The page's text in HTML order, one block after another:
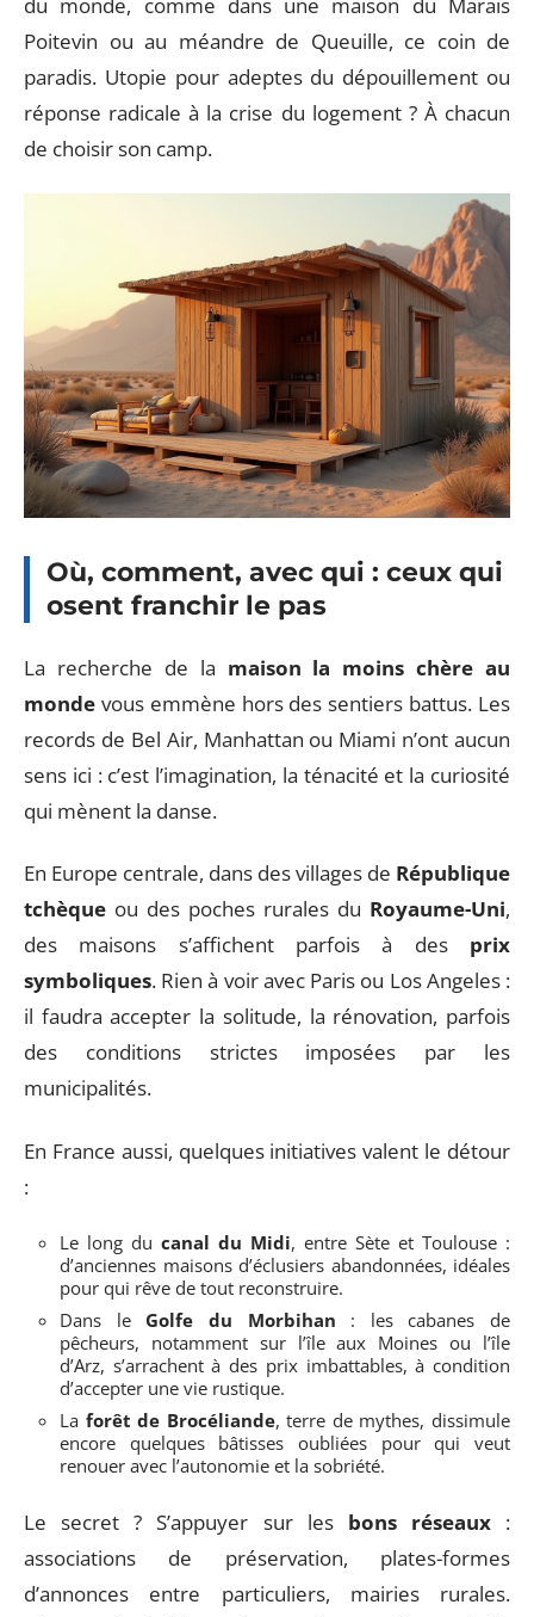
Poitevin ou au méandre de Queuille, ce coin de
paradis. Utopie pour adeptes du dépouillement ou
réponse radicale à la crise du logement ? À chacun
de choisir son camp.
Où, comment, avec qui : ceux qui
osent franchir le pas
La recherche de la maison la moins chère au
monde vous emmène hors des sentiers battus. Les
records de Bel Air, Manhattan ou Miami n’ont aucun
sens ici : c’est l’imagination, la ténacité et la curiosité
qui mènent la danse.
En Europe centrale, dans des villages de République
tchèque ou des poches rurales du Royaume-Uni,
des maisons s’affichent parfois à des prix
symboliques. Rien à voir avec Paris ou Los Angeles :
il faudra accepter la solitude, la rénovation, parfois
des conditions strictes imposées par les
municipalités.
En France aussi, quelques initiatives valent le détour
:
Le long du canal du Midi, entre Sète et Toulouse :
d’anciennes maisons d’éclusiers abandonnées, idéales
pour qui rêve de tout reconstruire.
Dans le Golfe du Morbihan : les cabanes de
pêcheurs, notamment sur l’île aux Moines ou l’île
d’Arz, s’arrachent à des prix imbattables, à condition
d’accepter une vie rustique.
La forêt de Brocéliande, terre de mythes, dissimule
encore quelques bâtisses oubliées pour qui veut
renouer avec l’autonomie et la sobriété.
Le secret ? S’appuyer sur les bons réseaux:
associations de préservation, plates-formes
d’annonces entre particuliers, mairies rurales.